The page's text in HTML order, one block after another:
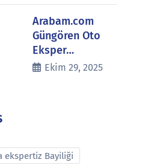
Arabam.com
Güngören Oto
Eksper…
Ekim 29, 2025
ekspertiz Bayiliği